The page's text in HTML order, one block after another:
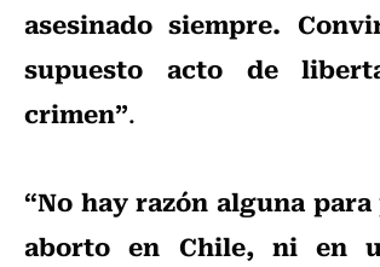
asesinado siempre.
supuesto acto de
crimen”.
“No hay razón alguna
aborto en Chile, ni en